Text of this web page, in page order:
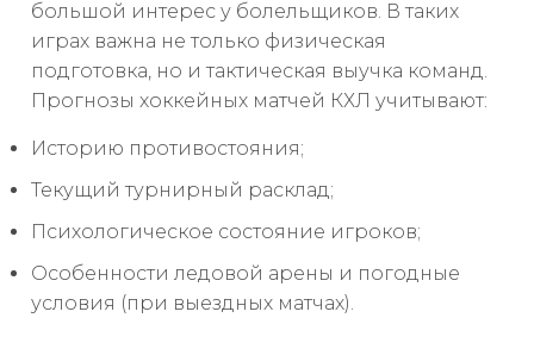
большой интерес у болельщиков. В таких
играх важна не только физическая
подготовка, но и тактическая выучка команд.
Прогнозы хоккейных матчей КХЛ учитывают:
Историю противостояния;
Текущий турнирный расклад;
Психологическое состояние игроков;
Особенности ледовой арены и погодные
условия (при выездных матчах).